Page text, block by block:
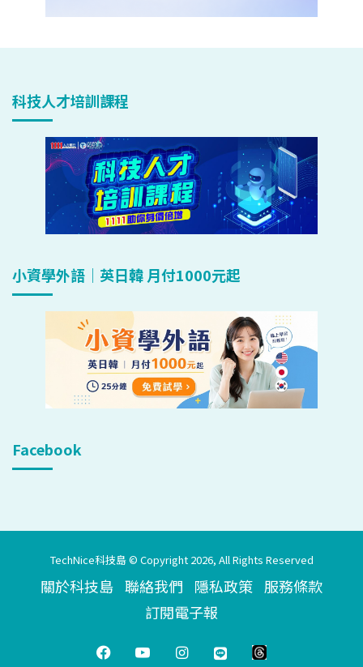
科技人才培訓課程
小資學外語｜英日韓 月付1000元起
Facebook
TechNice科技島 © Copyright 2026, All Rights Reserved
關於科技島 聯絡我們 隱私政策 服務條款
訂閱電子報